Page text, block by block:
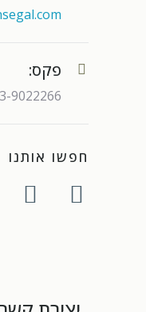
פקס:
9022266
חפשו אותנו